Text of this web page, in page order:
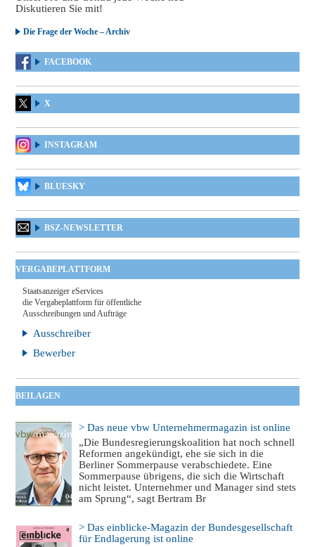
Diskutieren Sie mit!
Die Frage der Woche – Archiv
FACEBOOK
X
INSTAGRAM
BLUESKY
BSZ-NEWSLETTER
VERGABEPLATTFORM
Staatsanzeiger eServices
die Vergabeplattform für öffentliche
Ausschreibungen und Aufträge
Ausschreiber
Bewerber
BEILAGEN
> Das neue vbw Unternehmermagazin ist online
„Die Bundesregierungskoalition hat noch schnell
Reformen angekündigt, ehe sie sich in die
Berliner Sommerpause verabschiedete. Eine
Sommerpause übrigens, die sich die Wirtschaft
nicht leistet. Unternehmer und Manager sind stets
am Sprung“, sagt Bertram Br
> Das einblicke-Magazin der Bundesgesellschaft
für Endlagerung ist online